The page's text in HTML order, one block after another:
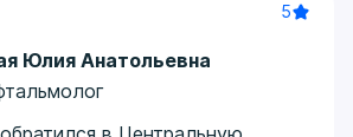
5
Юлия Анатольевна